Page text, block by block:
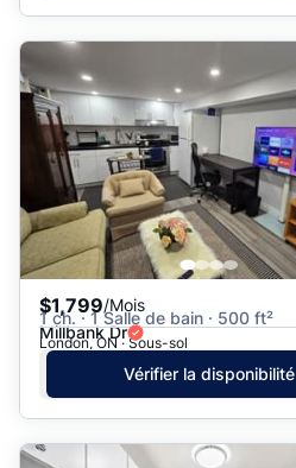
$1,799/Mois
1 ch. · 1 Salle de bain · 500 ft²
Millbank Dr
London, ON · Sous-sol
Vérifier la disponibilité